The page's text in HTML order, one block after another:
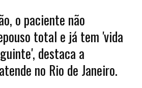
o paciente não
total e já tem 'vida
destaca a
no Rio de Janeiro.